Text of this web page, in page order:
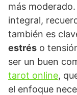
más
integral,
también es
estrés o
ser un buen
tarot online,
el enfoque